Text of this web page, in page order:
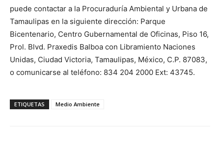
puede contactar a la Procuraduría Ambiental y Urbana de
Tamaulipas en la siguiente dirección: Parque
Bicentenario, Centro Gubernamental de Oficinas, Piso 16,
Prol. Blvd. Praxedis Balboa con Libramiento Naciones
Unidas, Ciudad Victoria, Tamaulipas, México, C.P. 87083,
o comunicarse al teléfono: 834 204 2000 Ext: 43745.
ETIQUETAS Medio Ambiente